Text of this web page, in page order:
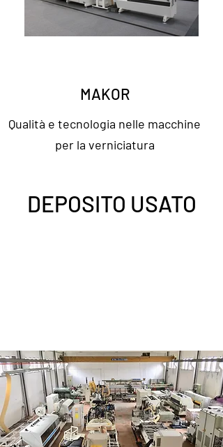
MAKOR
Qualità e tecnologia nelle macchine
per la verniciatura
DEPOSITO USATO